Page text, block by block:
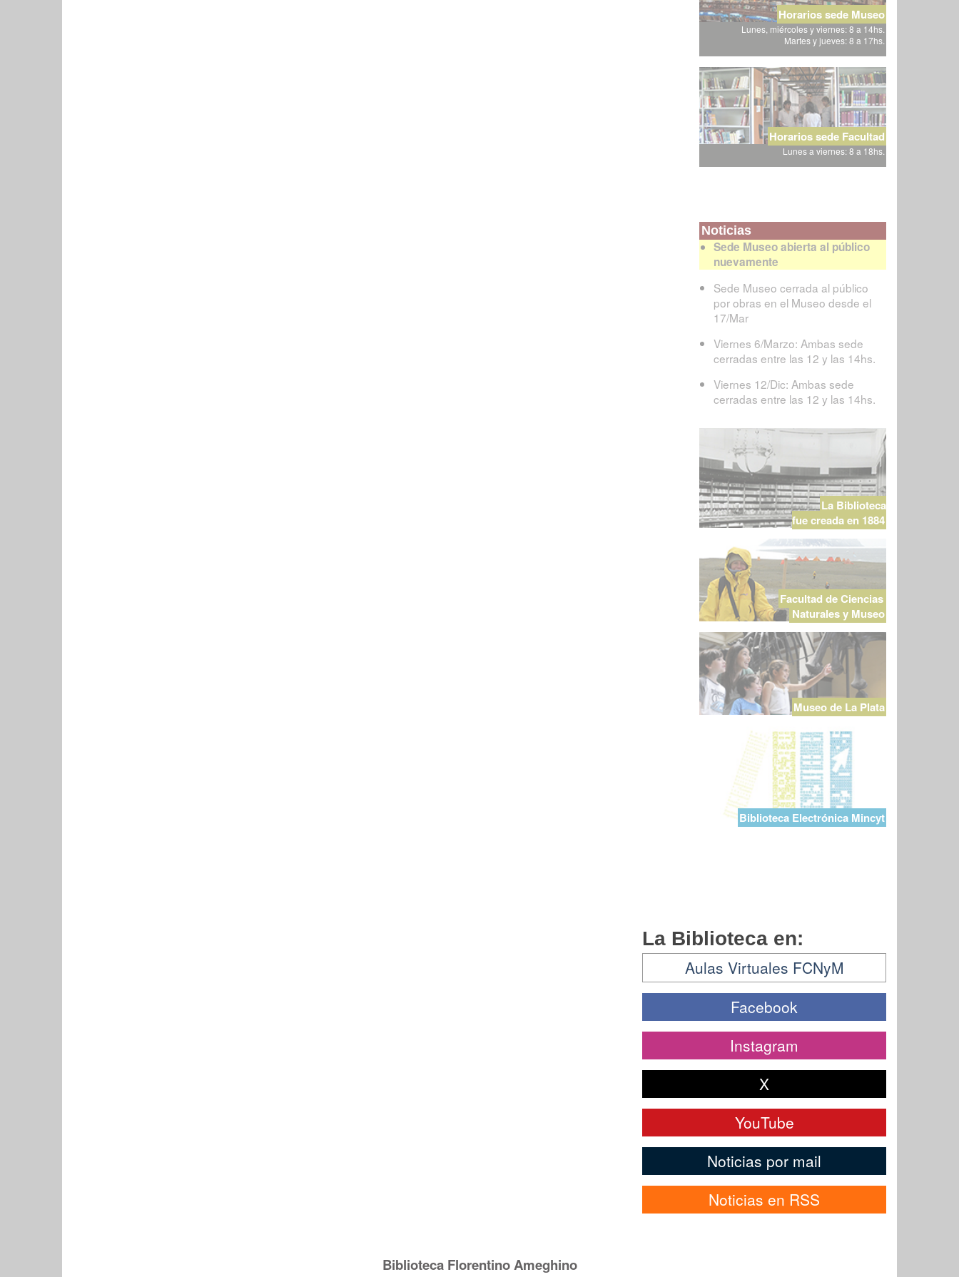
Horarios sede Museo
Lunes, miércoles y viernes: 8 a 14hs.
Martes y jueves: 8 a 17hs.
Horarios sede Facultad
Lunes a viernes: 8 a 18hs.
Noticias
Sede Museo abierta al público
nuevamente
Sede Museo cerrada al público
por obras en el Museo desde el
17/Mar
Viernes 6/Marzo: Ambas sede
cerradas entre las 12 y las 14hs.
Viernes 12/Dic: Ambas sede
cerradas entre las 12 y las 14hs.
La Biblioteca
fue creada en 1884
Facultad de Ciencias
Naturales y Museo
Museo de La Plata
Biblioteca Electrónica Mincyt
La Biblioteca en:
Aulas Virtuales FCNyM
Facebook
Instagram
X
YouTube
Noticias por mail
Noticias en RSS
Biblioteca Florentino Ameghino